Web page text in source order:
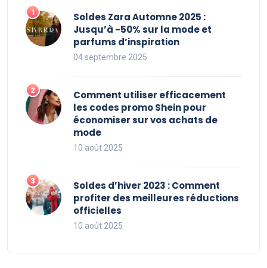
Soldes Zara Automne 2025 :
Jusqu’à -50% sur la mode et
parfums d’inspiration
04 septembre 2025
Comment utiliser efficacement
les codes promo Shein pour
économiser sur vos achats de
mode
10 août 2025
Soldes d’hiver 2023 : Comment
profiter des meilleures réductions
officielles
10 août 2025